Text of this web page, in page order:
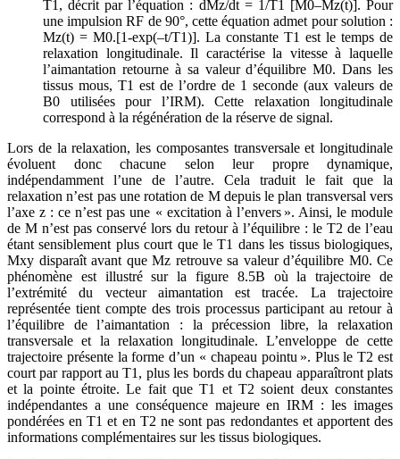
T1, décrit par l’équation : dMz/dt = 1/T1 [M0–Mz(t)]. Pour
une impulsion RF de 90°, cette équation admet pour solution :
Mz(t) = M0.[1-exp(–t/T1)]. La constante T1 est le temps de
relaxation longitudinale. Il caractérise la vitesse à laquelle
l’aimantation retourne à sa valeur d’équilibre M0. Dans les
tissus mous, T1 est de l’ordre de 1 seconde (aux valeurs de
B0 utilisées pour l’IRM). Cette relaxation longitudinale
correspond à la régénération de la réserve de signal.
Lors de la relaxation, les composantes transversale et longitudinale
évoluent donc chacune selon leur propre dynamique,
indépendamment l’une de l’autre. Cela traduit le fait que la
relaxation n’est pas une rotation de M depuis le plan transversal vers
l’axe z : ce n’est pas une « excitation à l’envers ». Ainsi, le module
de M n’est pas conservé lors du retour à l’équilibre : le T2 de l’eau
étant sensiblement plus court que le T1 dans les tissus biologiques,
Mxy disparaît avant que Mz retrouve sa valeur d’équilibre M0. Ce
phénomène est illustré sur la figure 8.5B où la trajectoire de
l’extrémité du vecteur aimantation est tracée. La trajectoire
représentée tient compte des trois processus participant au retour à
l’équilibre de l’aimantation : la précession libre, la relaxation
transversale et la relaxation longitudinale. L’enveloppe de cette
trajectoire présente la forme d’un « chapeau pointu ». Plus le T2 est
court par rapport au T1, plus les bords du chapeau apparaîtront plats
et la pointe étroite. Le fait que T1 et T2 soient deux constantes
indépendantes a une conséquence majeure en IRM : les images
pondérées en T1 et en T2 ne sont pas redondantes et apportent des
informations complémentaires sur les tissus biologiques.